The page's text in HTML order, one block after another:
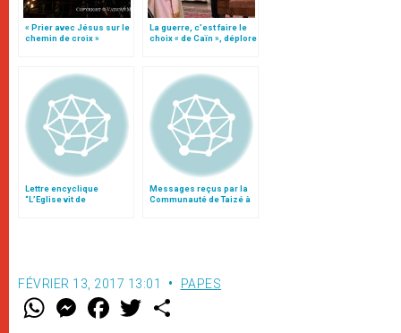
« Prier avec Jésus sur le
chemin de croix »
La guerre, c’est faire le
choix « de Caïn », déplore
Lettre encyclique
“L’Eglise vit de
Messages reçus par la
Communauté de Taizé à
FÉVRIER 13, 2017 13:01 PAPES
W M
e
F
a w